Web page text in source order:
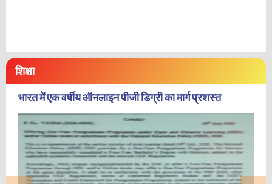
शिक्षा
भारत में एक वर्षीय ऑनलाइन पीजी डिग्री का मार्ग प्रशस्त